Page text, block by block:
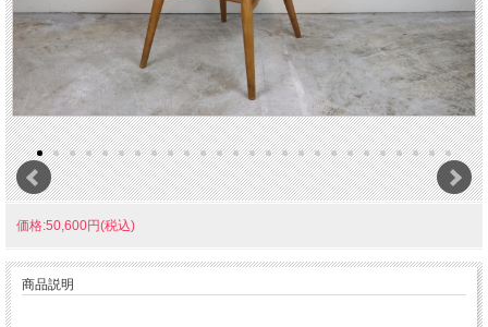
価格:50,600円(税込)
商品説明